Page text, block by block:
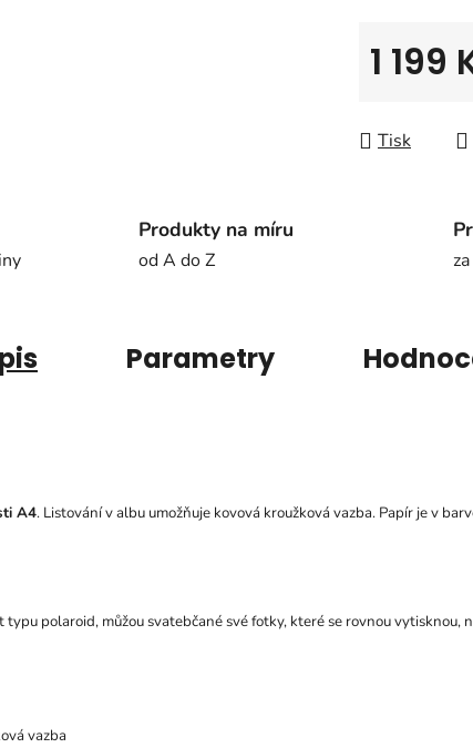
1 199
Tisk
Produkty na míru
od A do Z
Parametry
A4. Listování v albu umožňuje kovová kroužková vazba. Papír je v
polaroid, můžou svatebčané své fotky, které se rovnou
vazba